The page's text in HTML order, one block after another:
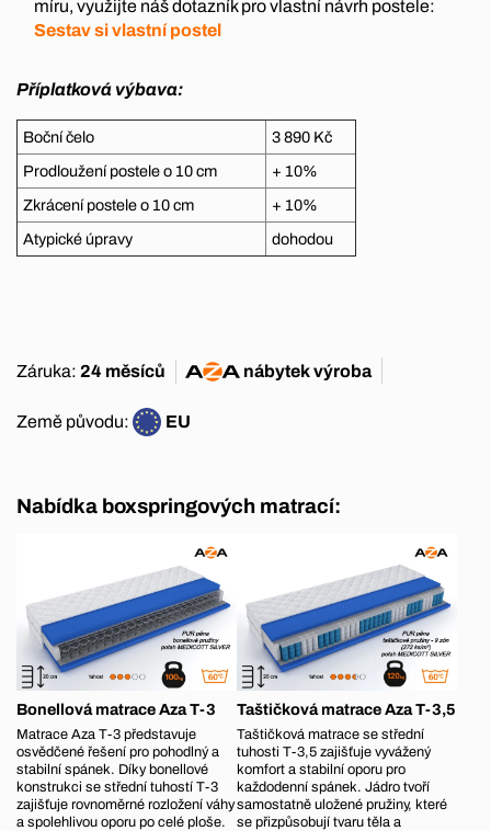
míru, využijte náš dotazník pro vlastní návrh postele:
Sestav si vlastní postel
Příplatková výbava:
Boční čelo
3 890 Kč
Prodloužení postele o 10 cm
+ 10%
Zkrácení postele o 10 cm
+ 10%
Atypické úpravy
dohodou
Záruka: 24 měsíců nábytekvýroba
Země původu: EU
Nabídka boxspringových matrací:
Bonellová matrace Aza T-3
Matrace Aza T-3 představuje
osvědčené řešení pro pohodlný a
stabilní spánek. Díky bonellové
konstrukci se střední tuhostí T-3
zajišťuje rovnoměrné rozložení váhy
a spolehlivou oporu po celé ploše.
Taštičková matrace Aza T-3,5
Taštičková matrace se střední
tuhosti T-3,5 zajišťuje vyvážený
komfort a stabilní oporu pro
každodenní spánek. Jádro tvoří
samostatně uložené pružiny, které
se přizpůsobují tvaru těla a